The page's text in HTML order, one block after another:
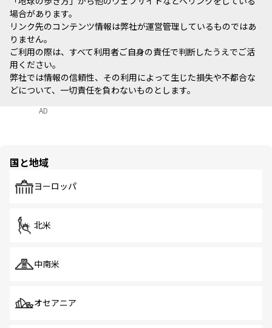
場合があります。
リンク先のコンテンツ情報は弊社が運営管理しているものではあ
りません。
ご利用の際は、すべて利用者ご自身の責任で判断したうえでご活
用ください。
弊社では情報の信頼性、その利用によって生じた損失や不都合な
どについて、一切責任を負わないものとします。
AD
国と地域
ヨーロッパ
北米
中南米
オセアニア